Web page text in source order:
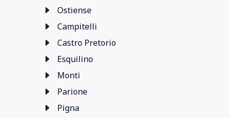
Ostiense
Campitelli
Castro Pretorio
Esquilino
Monti
Parione
Pigna